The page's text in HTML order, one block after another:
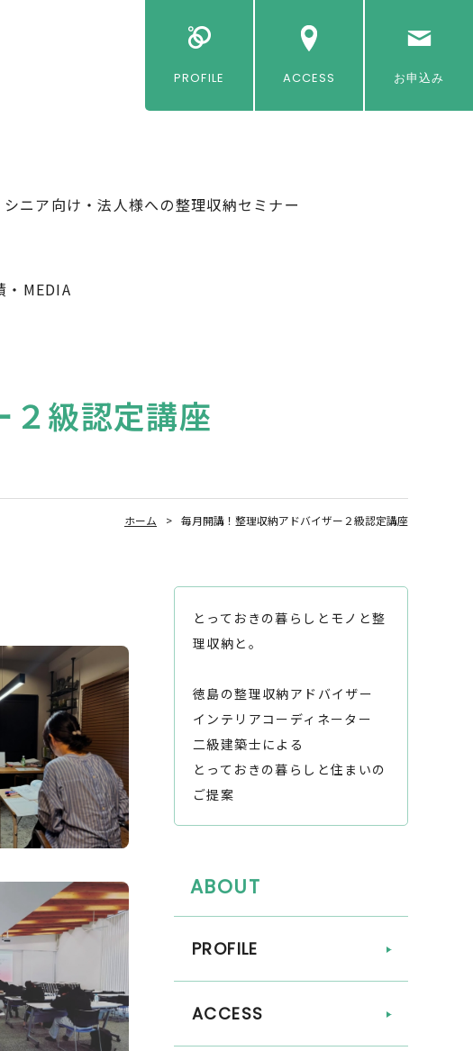
PROFILE ACCESS お申込み
シニア向け・法人様への整理収納セミナー
・MEDIA
２級認定講座
ホーム 毎月開講！整理収納アドバイザー２級認定講座
とっておきの暮らしとモノと整
理収納と。
徳島の整理収納アドバイザー
インテリアコーディネーター
二級建築士による
とっておきの暮らしと住まいの
ご提案
ABOUT
PROFILE
ACCESS